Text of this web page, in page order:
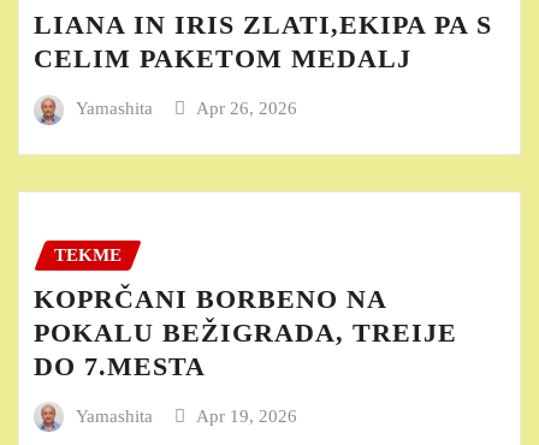
LIANA IN IRIS ZLATI,EKIPA PA S
CELIM PAKETOM MEDALJ
Yamashita Apr 26, 2026
TEKME
KOPRČANI BORBENO NA
POKALU BEŽIGRADA, TREIJE
DO 7.MESTA
Yamashita Apr 19, 2026